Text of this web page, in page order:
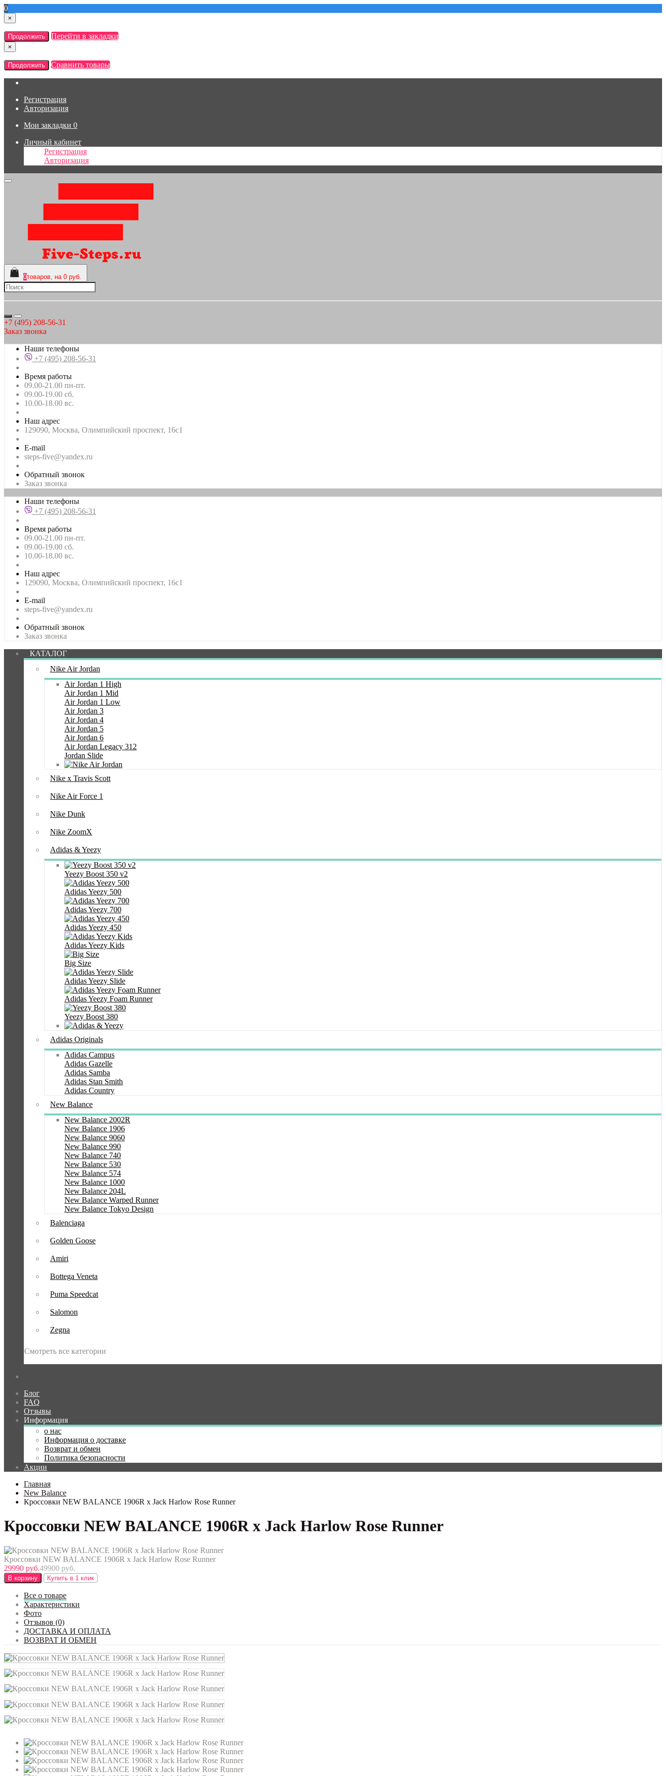
0
×
Продолжить Перейти в закладки
×
Продолжить Сравнить товары
Регистрация
Авторизация
Мои закладки 0
Личный кабинет
Регистрация
Авторизация
0товаров, на 0 руб.
+7 (495) 208-56-31
Заказ звонка
Наши телефоны
+7 (495) 208-56-31
Время работы
09.00-21.00 пн-пт.
09.00-19.00 сб.
10.00-18.00 вс.
Наш адрес
129090, Москва, Олимпийский проспект, 16с1
E-mail
steps-five@yandex.ru
Обратный звонок
Заказ звонка
Наши телефоны
+7 (495) 208-56-31
Время работы
09.00-21.00 пн-пт.
09.00-19.00 сб.
10.00-18.00 вс.
Наш адрес
129090, Москва, Олимпийский проспект, 16с1
E-mail
steps-five@yandex.ru
Обратный звонок
Заказ звонка
КАТАЛОГ
Nike Air Jordan
Air Jordan 1 High
Air Jordan 1 Mid
Air Jordan 1 Low
Air Jordan 3
Air Jordan 4
Air Jordan 5
Air Jordan 6
Air Jordan Legacy 312
Jordan Slide
Nike x Travis Scott
Nike Air Force 1
Nike Dunk
Nike ZoomX
Adidas & Yeezy
Yeezy Boost 350 v2
Adidas Yeezy 500
Adidas Yeezy 700
Adidas Yeezy 450
Adidas Yeezy Kids
Big Size
Adidas Yeezy Slide
Adidas Yeezy Foam Runner
Yeezy Boost 380
Adidas Originals
Adidas Campus
Adidas Gazelle
Adidas Samba
Adidas Stan Smith
Adidas Country
New Balance
New Balance 2002R
New Balance 1906
New Balance 9060
New Balance 990
New Balance 740
New Balance 530
New Balance 574
New Balance 1000
New Balance 204L
New Balance Warped Runner
New Balance Tokyo Design
Balenciaga
Golden Goose
Amiri
Bottega Veneta
Puma Speedcat
Salomon
Zegna
Смотреть все категории
Блог
FAQ
Отзывы
Информация
о нас
Информация о доставке
Возврат и обмен
Политика безопасности
Акции
Главная
New Balance
Кроссовки NEW BALANCE 1906R x Jack Harlow Rose Runner
Кроссовки NEW BALANCE 1906R x Jack Harlow Rose Runner
Кроссовки NEW BALANCE 1906R x Jack Harlow Rose Runner
29990 руб.49900 руб.
В корзину Купить в 1 клик
Все о товаре
Характеристики
Фото
Отзывов (0)
ДОСТАВКА И ОПЛАТА
ВОЗВРАТ И ОБМЕН